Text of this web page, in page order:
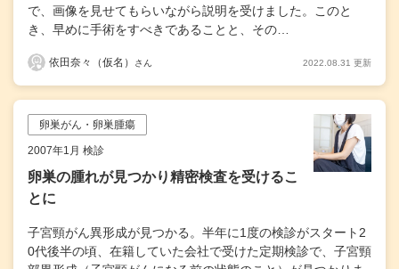
で、画像を見せてもらいながら説明を受けました。このと
き、早めに手術をすべきであることと、その…
依田奈々（仮名） さん 2022.08.31 更新
卵巣がん・卵巣腫瘍
2007年1月 検診
卵巣の腫れが見つかり精密検査を受けるこ
とに
子宮頸がん異形成が見つかる。半年に1度の検診がスタート2
0代後半の頃、在籍していた会社で受けた定期検診で、子宮頸